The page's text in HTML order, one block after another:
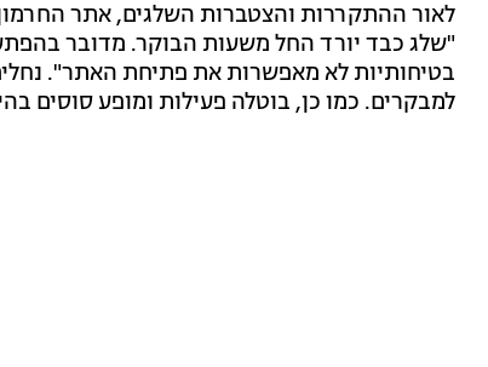
לאור ההתקררות והצטברות השלגים, אתר
בטיחותיות לא מאפשרות את פתיחת האתר".
למבקרים. כמו כן, בוטלה פעילות ומופע סוסים